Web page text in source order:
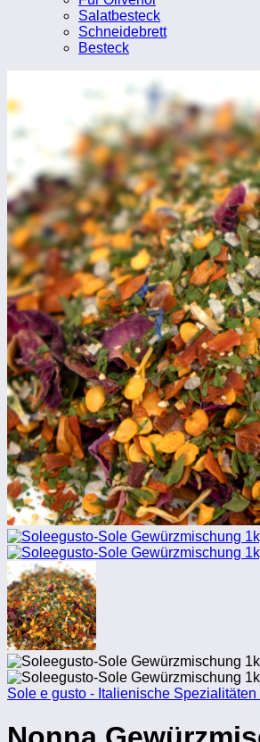
Salatbesteck
Schneidebrett
Besteck
Sole e gusto - Italienische Spezialitäten